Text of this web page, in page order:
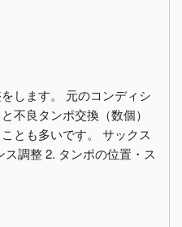
します。 元のコンディシ
不良タンポ交換（数個）
とも多いです。 サックス
調整 2. タンポの位置・ス